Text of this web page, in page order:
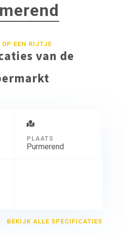
OP EEN RIJTJE
van de
PLAATS
Purmerend
BEKIJK ALLE SPECIFICATIES